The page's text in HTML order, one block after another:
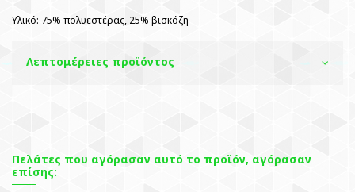
Υλικό: 75% πολυεστέρας, 25% βισκόζη
Λεπτομέρειες προϊόντος
Πελάτες που αγόρασαν αυτό το προϊόν, αγόρασαν
επίσης: